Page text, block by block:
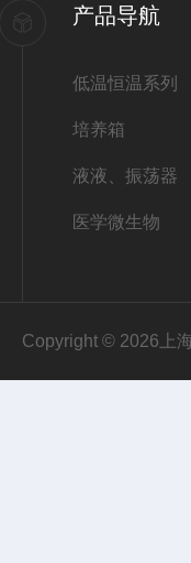
产品导航
低温恒温系列
培养箱
液液、振荡器
医学微生物
Copyright © 2026上